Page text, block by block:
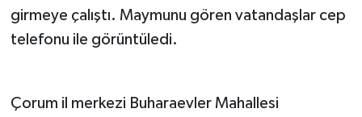
girmeye çalıştı. Maymunu gören vatandaşlar cep
telefonu ile görüntüledi.
Çorum il merkezi Buharaevler Mahallesi